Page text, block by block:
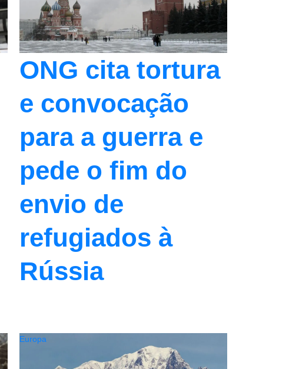
ONG cita tortura
e convocação
para a guerra e
pede o fim do
envio de
refugiados à
Rússia
Europa